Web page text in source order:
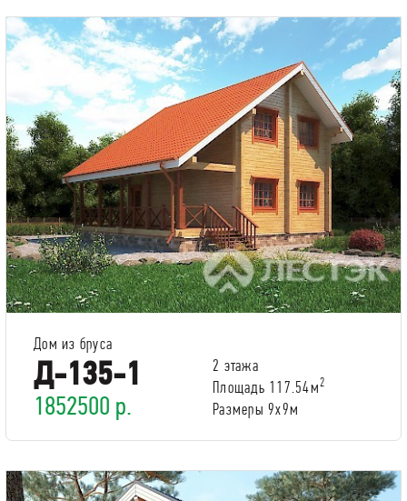
Дом из бруса
Д-135-1
1852500 р.
2 этажа
Площадь 117.54м2
Размеры 9х9м